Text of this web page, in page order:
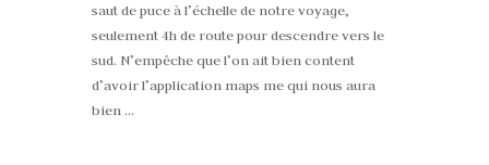
saut de puce à l’échelle de notre voyage,
seulement 4h de route pour descendre vers le
sud. N’empêche que l’on ait bien content
d’avoir l’application maps me qui nous aura
bien …